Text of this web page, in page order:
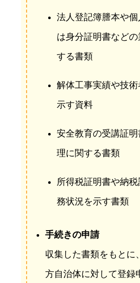
法人登記簿謄本や
は身分証明書など
する書類
解体工事実績や技
示す資料
安全教育の受講証
理に関する書類
所得税証明書や納
務状況を示す書類
手続きの申請
収集した書類をもとに
方自治体に対して登録